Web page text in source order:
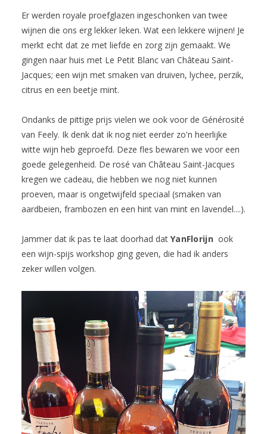
Er werden royale proefglazen ingeschonken van twee
wijnen die ons erg lekker leken. Wat een lekkere wijnen! Je
merkt echt dat ze met liefde en zorg zijn gemaakt. We
gingen naar huis met Le Petit Blanc van Château Saint-
Jacques; een wijn met smaken van druiven, lychee, perzik,
citrus en een beetje mint.
Ondanks de pittige prijs vielen we ook voor de Générosité
van Feely. Ik denk dat ik nog niet eerder zo'n heerlijke
witte wijn heb geproefd. Deze fles bewaren we voor een
goede gelegenheid. De rosé van Château Saint-Jacques
kregen we cadeau, die hebben we nog niet kunnen
proeven, maar is ongetwijfeld speciaal (smaken van
aardbeien, frambozen en een hint van mint en lavendel....).
Jammer dat ik pas te laat doorhad dat YanFlorijn ook
een wijn-spijs workshop ging geven, die had ik anders
zeker willen volgen.